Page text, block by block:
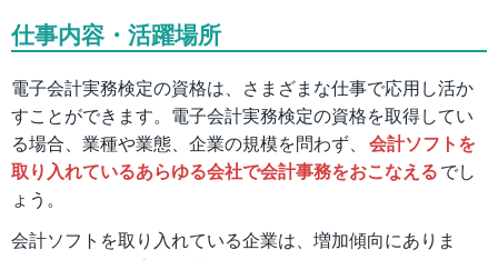
仕事内容・活躍場所
電子会計実務検定の資格は、さまざまな仕事で応用し活か
すことができます。電子会計実務検定の資格を取得してい
る場合、業種や業態、企業の規模を問わず、 会計ソフトを
取り入れているあらゆる会社で会計事務をおこなえるでし
ょう。
会計ソフトを取り入れている企業は、増加傾向にありま